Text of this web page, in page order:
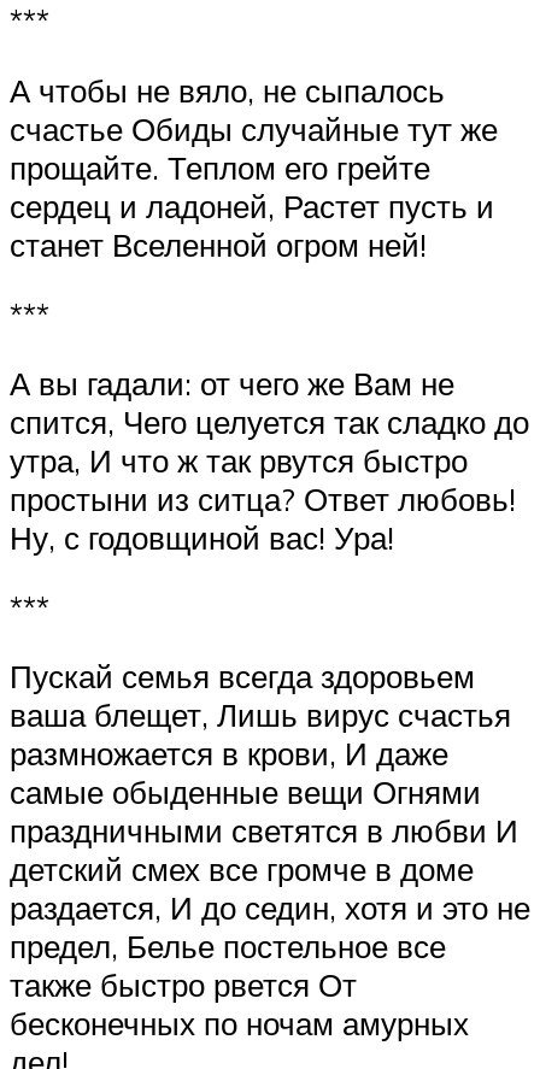
***
А чтобы не вяло, не сыпалось
счастье Обиды случайные тут же
прощайте. Теплом его грейте
сердец и ладоней, Растет пусть и
станет Вселенной огром ней!
***
А вы гадали: от чего же Вам не
спится, Чего целуется так сладко до
утра, И что ж так рвутся быстро
простыни из ситца? Ответ любовь!
Ну, с годовщиной вас! Ура!
***
Пускай семья всегда здоровьем
ваша блещет, Лишь вирус счастья
размножается в крови, И даже
самые обыденные вещи Огнями
праздничными светятся в любви И
детский смех все громче в доме
раздается, И до седин, хотя и это не
предел, Белье постельное все
также быстро рвется От
бесконечных по ночам амурных